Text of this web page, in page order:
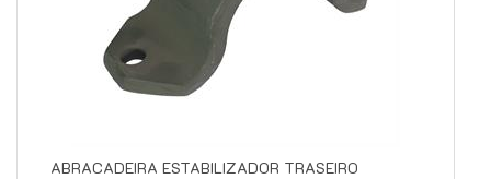
ABRACADEIRA ESTABILIZADOR TRASEIRO